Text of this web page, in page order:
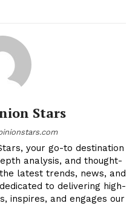
Stars
your go-to destination
analysis, and thought-
latest trends, news, and
to delivering high-
inspires, and engages our